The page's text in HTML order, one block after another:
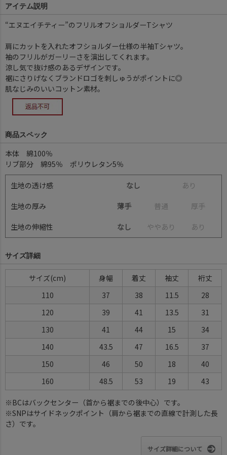
アイテム説明
“エヌエイチティー”のフリルオフショルダーTシャツ
肩にカットを入れたオフショルダー仕様の半袖Tシャツ。
袖のフリルがガーリーさを演出してくれます。
涼し気で抜け感のあるデザインです。
裾にさりげなくブランドロゴを刺しゅうがポイントに◎
肌なじみのいいコットン素材。
商品スペック
本体 綿100％
リブ部分 綿95％ ポリウレタン5％
生地の透け感 なし あ り
生地の厚み 薄手 普通 厚手
生地の伸縮性 なし ややあ り あ り
サイズ詳細
サイズ(cm) 身幅 着丈 袖丈
裄丈
110
37 38 11.5
28
120
39 41 13.5
31
130
41 44 15
34
140
43.5 47 16.5
37
150
46 50 18
40
160
48.5 53 19 43
※BCはバックセンター（首から裾までの後中心）です。
※SNPはサイドネックポイント（肩から裾までの直線で計測した長
さ）です。
サイズ詳細について